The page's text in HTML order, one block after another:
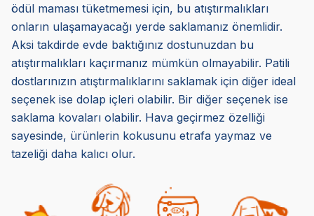
ödül maması tüketmemesi için, bu atıştırmalıkları
onların ulaşamayacağı yerde saklamanız önemlidir.
Aksi takdirde evde baktığınız dostunuzdan bu
atıştırmalıkları kaçırmanız mümkün olmayabilir. Patili
dostlarınızın atıştırmalıklarını saklamak için diğer ideal
seçenek ise dolap içleri olabilir. Bir diğer seçenek ise
saklama kovaları olabilir. Hava geçirmez özelliği
sayesinde, ürünlerin kokusunu etrafa yaymaz ve
tazeliği daha kalıcı olur.